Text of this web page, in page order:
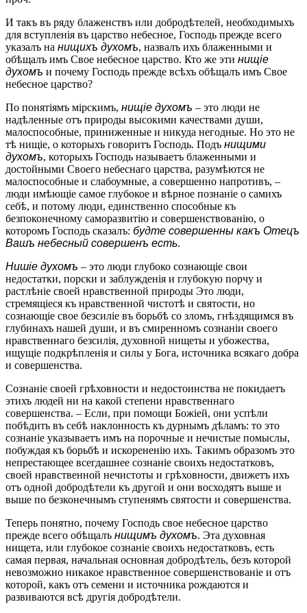
И такъ въ ряду блаженствъ или добродѣтелей, необходимыхъ
для вступленія въ царство небесное, Господь прежде всего
указалъ на нищихъ духомъ, назвалъ ихъ блаженными и
обѣщалъ имъ Cвое небесное царство. Кто же эти нищіе
духомъ и почему Господь прежде всѣхъ обѣщалъ имъ Свое
небесное царство?
По понятіямъ мірскимъ, нищіе духомъ – это люди не
надѣленные отъ природы высокими качествами души,
малоспособные, приниженные и никуда негодные. Но это не
тѣ нищіе, о которыхъ говоритъ Господь. Подъ нищими
духомъ, которыхъ Господь называетъ блаженными и
достойными Cвоего небеснаго царства, разумѣются не
малоспособные и слабоумные, а совершенно напротивъ, –
люди имѣющіе самое глубокое и вѣрное познаніе о самихъ
себѣ, и потому люди, единственно способные къ
безпоконечному саморазвитію и совершенствованію, о
которомъ Господь сказалъ: будте совершенны какъ Отецъ
Вашъ небесный совершенъ есть.
Нишіе духомъ – это люди глубоко сознающіе свои
недостатки, порски и заблужденія и глубокую порчу и
растлѣніе своей нравственной природы Это люди,
стремящіеся къ нравственной чистотѣ и святости, но
сознающіе свое безсиліе въ борьбѣ со зломъ, гнѣздящимся въ
глубинахъ нашей души, и въ смиренномъ сознаніи своего
нравственнаго безсилія, духовной нищеты и убожества,
ищущіе подкрѣпленія и силы у Бога, источника всякаго добра
и совершенства.
Сознаніе своей грѣховности и недостоинства не покидаетъ
этихъ людей ни на какой степени нравственнаго
совершенства. – Если, при помощи Божіей, они успѣли
побѣдить въ себѣ наклонность къ дурнымъ дѣламъ: то это
сознаніе указываетъ имъ на порочные и нечистые помыслы,
побуждая къ борьбѣ и искорененію ихъ. Такимъ образомъ это
непрестающее всегдашнее сознаніе своихъ недостатковъ,
своей нравственной нечистоты и грѣховности, движетъ ихъ
отъ одной добродѣтели къ другой и они восходятъ выше и
выше по безконечнымъ ступенямъ святости и совершенства.
Теперь понятно, почему Господь свое небесное царство
прежде всего обѣщалъ нищимъ духомъ. Эта духовная
нищета, или глубокое сознаніе своихъ недостатковъ, есть
самая первая, начальная основная добродѣтель, безъ которой
невозможно никакое нравственное совершенствованіе и отъ
которой, какъ отъ семени и источника рождаются и
развиваются всѣ другія добродѣтели.